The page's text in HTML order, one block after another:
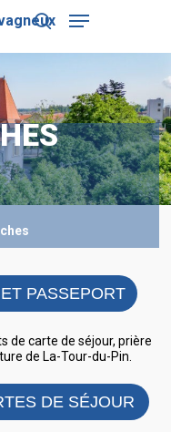
search
Menu
PASSEPORT
de carte de séjour, prière
de La-Tour-du-Pin.
DE SÉJOUR
Close